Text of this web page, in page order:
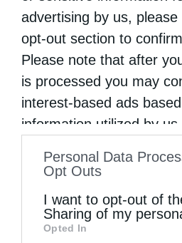
advertising by us,
opt-out section to
Please note that after
is processed you may
interest-based ads
information utilized by
to your opt-out. You
information by third
of downstream
Personal Data
Opt Outs
I want to opt-out of
Sharing of my
Opted In
ΔΕΙΤΕ
Ελληνικός Ερυθρός Σταυρός:
περιέχει ένα...